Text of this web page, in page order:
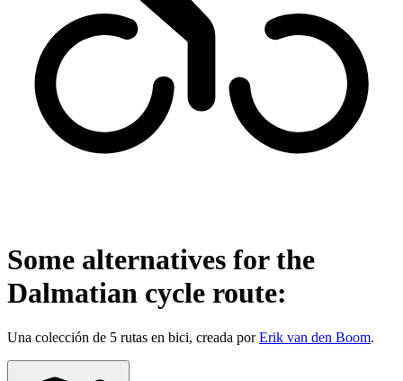
Some alternatives for the
Dalmatian cycle route:
Una colección de 5 rutas en bici, creada porErik van den Boom.